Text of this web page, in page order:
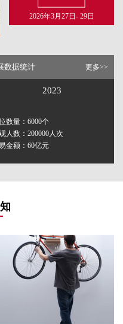
2026年3月27日- 29日
数据统计 更多>>
2023
数量：6000个
人数：200000人次
金额：60亿元